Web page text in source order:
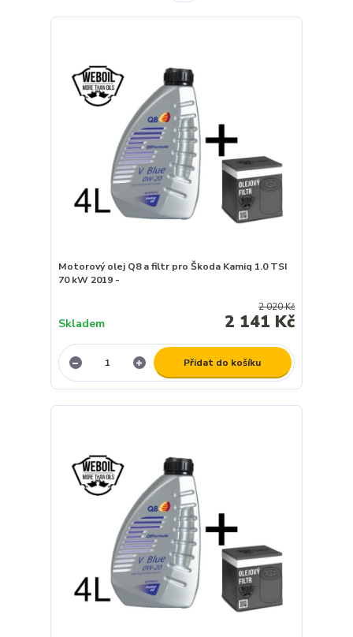
Motorový olej Q8 a filtr pro Škoda Kamiq 1.0 TSI
70 kW 2019 -
2 020 Kč
2 141 Kč
Skladem
Přidat do košíku